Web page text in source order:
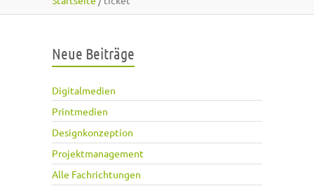
Neue Beiträge
Digitalmedien
Printmedien
Designkonzeption
Projektmanagement
Alle Fachrichtungen